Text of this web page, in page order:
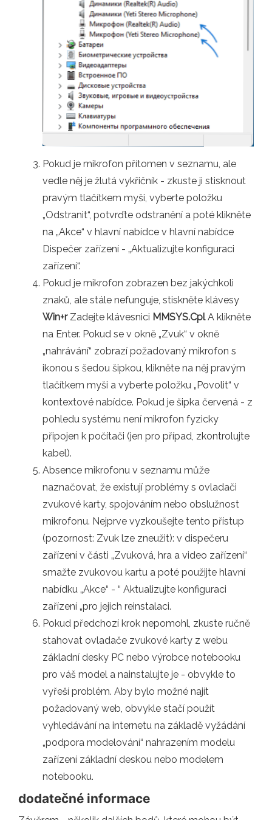
Pokud je mikrofon přítomen v seznamu, ale
vedle něj je žlutá vykřičník - zkuste ji stisknout
pravým tlačítkem myši, vyberte položku
„Odstranit“, potvrďte odstranění a poté klikněte
na „Akce“ v hlavní nabídce v hlavní nabídce
Dispečer zařízení - „Aktualizujte konfiguraci
zařízení“.
Pokud je mikrofon zobrazen bez jakýchkoli
znaků, ale stále nefunguje, stiskněte klávesy
Win+rZadejte klávesnici MMSYS.CplA klikněte
na Enter. Pokud se v okně „Zvuk“ v okně
„nahrávání“ zobrazí požadovaný mikrofon s
ikonou s šedou šipkou, klikněte na něj pravým
tlačítkem myši a vyberte položku „Povolit“ v
kontextové nabídce. Pokud je šipka červená - z
pohledu systému není mikrofon fyzicky
připojen k počítači (jen pro případ, zkontrolujte
kabel).
Absence mikrofonu v seznamu může
naznačovat, že existují problémy s ovladači
zvukové karty, spojováním nebo obslužnost
mikrofonu. Nejprve vyzkoušejte tento přístup
(pozornost: Zvuk lze zneužit): v dispečeru
zařízení v části „Zvuková, hra a video zařízení“
smažte zvukovou kartu a poté použijte hlavní
nabídku „Akce“ - “ Aktualizujte konfiguraci
zařízení „pro jejich reinstalaci.
Pokud předchozí krok nepomohl, zkuste ručně
stahovat ovladače zvukové karty z webu
základní desky PC nebo výrobce notebooku
pro váš model a nainstalujte je - obvykle to
vyřeší problém. Aby bylo možné najít
požadovaný web, obvykle stačí použít
vyhledávání na internetu na základě vyžádání
„podpora modelování“ nahrazením modelu
zařízení základní deskou nebo modelem
notebooku.
dodatečné informace